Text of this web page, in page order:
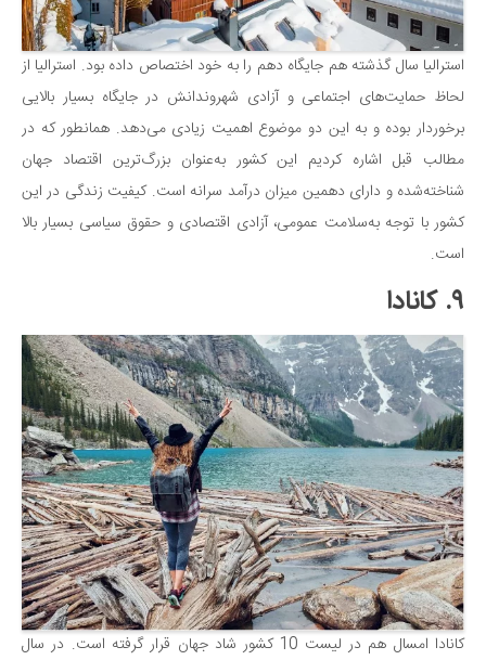
دانستنی‌ها
بازی
طنز
فال
مسابقه
اخبار
استرالیا سال گذشته هم جایگاه دهم را به خود اختصاص داده بود. استرالیا از
لحاظ حمایت‌های اجتماعی و آزادی شهروندانش در جایگاه بسیار بالایی
برخوردار بوده و به این دو موضوع اهمیت زیادی می‌دهد. همانطور که در
مطالب قبل اشاره کردیم این کشور به‌عنوان بزرگ‌ترین اقتصاد جهان
شناخته‌شده و دارای دهمین میزان درآمد سرانه است. کیفیت زندگی در این
کشور با توجه به‌سلامت عمومی، آزادی اقتصادی و حقوق سیاسی بسیار بالا
است.
۹. کانادا
کانادا امسال هم در لیست 10 کشور شاد جهان قرار گرفته است. در سال